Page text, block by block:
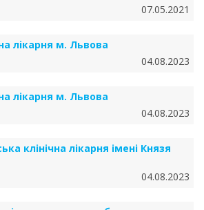
07.05.2021
лікарня м. Львова
04.08.2023
лікарня м. Львова
04.08.2023
клінічна лікарня імені Князя
04.08.2023